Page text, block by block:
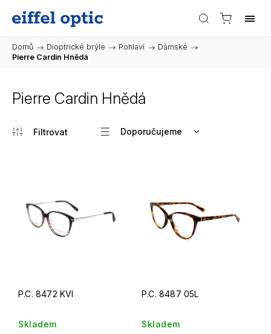
Domů / Dioptrické brýle / Pohlaví / Dámské /
Pierre Cardin Hnědá
Pierre Cardin Hnědá
Doporučujeme
Abecedně
P.C. 8472 KVI
Skladem
P.C. 8487 05L
Skladem